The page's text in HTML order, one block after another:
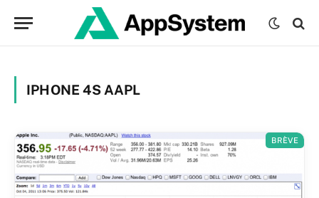
IPHONE 4S AAPL
BRÈVE